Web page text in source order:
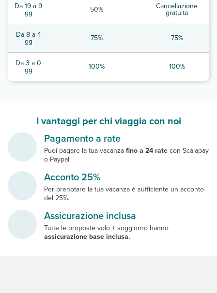
Da 19 a 9
gg 50% Cancellazione
gratuita
Da 8 a 4
gg 75% 75%
Da 3 a 0
gg 100% 100%
I vantaggi per chi viaggia con noi
Pagamento a rate
Puoi pagare la tua vacanzafino a 24 ratecon Scalapay
o Paypal.
Acconto 25%
Per prenotare la tua vacanza è sufficiente un acconto
del 25%.
Assicurazione inclusa
Tutte le proposte volo + soggiorno hanno
assicurazione base inclusa.